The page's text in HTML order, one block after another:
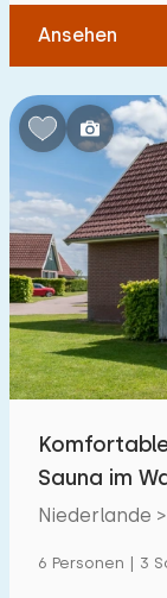
Ansehen
Sauna im
Bourtange
Niederlande
6 Personen | 3